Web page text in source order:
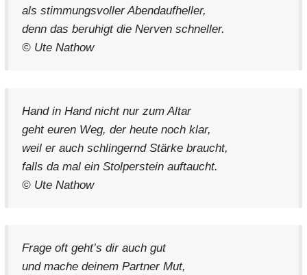
als stimmungsvoller Abendaufheller,
denn das beruhigt die Nerven schneller.
© Ute Nathow
Hand in Hand nicht nur zum Altar
geht euren Weg, der heute noch klar,
weil er auch schlingernd Stärke braucht,
falls da mal ein Stolperstein auftaucht.
© Ute Nathow
Frage oft geht’s dir auch gut
und mache deinem Partner Mut,